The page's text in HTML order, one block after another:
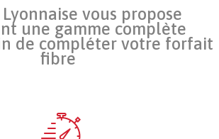
vous propose
une gamme complète
de compléter votre forfait
fibre